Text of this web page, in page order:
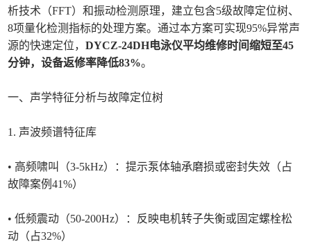
析技术（FFT）和振动检测原理，建立包含5级故障定位树、
8项量化检测指标的处理方案。通过本方案可实现95%异常声
源的快速定位，DYCZ-24DH电泳仪平均维修时间缩短至45
分钟，设备返修率降低83%。
一、声学特征分析与故障定位树
1. 声波频谱特征库
• 高频啸叫（3-5kHz）：提示泵体轴承磨损或密封失效（占
故障案例41%）
• 低频震动（50-200Hz）：反映电机转子失衡或固定螺栓松
动（占32%）